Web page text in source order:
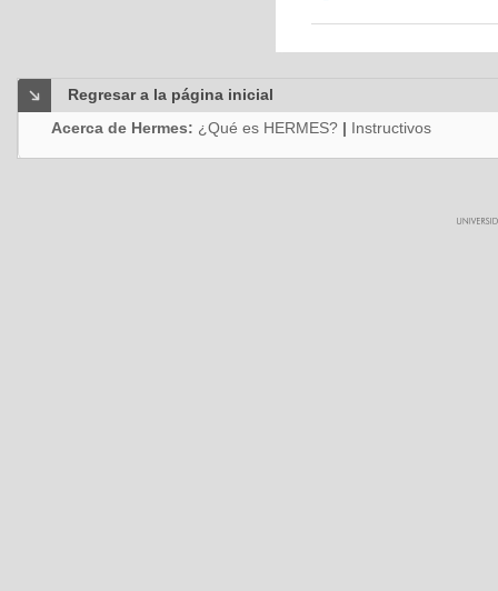
Regresar a la página inicial
Acerca de Hermes: ¿Qué es HERMES? | Instructivos